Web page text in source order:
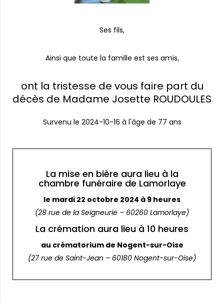
Ses fils,
Ainsi que toute la famille est ses amis,
ont la tristesse de vous faire part du
décès de Madame Josette ROUDOULES
Survenu le 2024-10-16 à l'âge de 77 ans
La mise en bière aura lieu à la
chambre funéraire de Lamorlaye
le mardi 22 octobre 2024 à 9 heures
(28 rue de la Seigneurie – 60260 Lamorlaye)
La crémation aura lieu à 10 heures
au crématorium de Nogent-sur-Oise
(27 rue de Saint-Jean – 60180 Nogent-sur-Oise)